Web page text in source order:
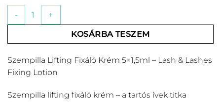
Szempilla Lifting Fixáló Krém 5x1,5ml mennyiség
KOSÁRBA TESZEM
Szempilla Lifting Fixáló Krém 5×1,5ml – Lash & Lashes
Fixing Lotion
Szempilla lifting fixáló krém – a tartós ívek titka